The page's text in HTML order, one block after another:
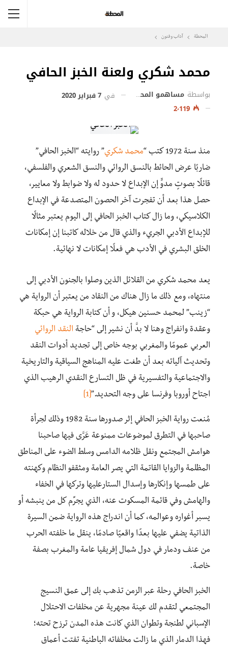
المحطة آداب وفنون
محمد شكري ولعنة الخبز الحافي
بواسطة مساهمو المحطة في 7 فبراير 2020
منذ سنة 1972 كتب “ محمد شكري” روايته “الخبز الحافي”
ضاربًا عرض الحائط بالنسق الروائي والنسق الشعري والفلسفي،
قائلًا بصوتٍ مدوٍّ إن الإبداع لا حدود له ولا ضوابط ولا معايير،
حصل هذا بعد أن تفجرت آخر الحصون المتصدعة في الإبداع
الكلاسيكي، وما زال كتاب الخبز الحافي إلى اليوم يعتبر مثالًا
للإبداع الأدبي الجريء والذي قال من خلاله كاتبنا إن إمكانات
الخلق البشري في الأدب هي فعلًا إمكانات لا نهائية.
يعد محمد شكري من القلائل الذين وصلوا بالجنون الأدبي إلى
منتهاه، ومع ذلك ما زال هناك من النقاد من يعتبر أن الرواية هي
“زينب” لمحمد حسنين هيكل، و أن كتابة الرواية هي حبكة
وعقدة وانفراج وهنا لا بدَّ أن نشير إلى “حاجة النقد الروائي
العربي عمومًا والمغربي بوجه خاص إلى تجديد أدوات النقد
وتحديث آلياته بعد أن طغت عليه المناهج السياقية والتاريخية
والاجتماعية والتفسيرية في ظل التسارع النقدي الرهيب الذي
اجتاح أوروبا وفرنسا على وجه التحديد.”[1]
مُنعت رواية الخبز الحافي إثر صدورها سنة 1982 وذلك لجرأة
صاحبها في التطرق لموضوعات ممنوعة عَرَّى فيها صاحبنا
هوامش المجتمع ونقل ظلامه الدامس وسلط الضوء على المناطق
المظلمة والزوايا القاتمة التي يصر العامة ومثقفو النظام وكهنته
على طمسها وإنكارها وإسدال الستارعليها وتركها في الخفاء
والهامش وفي قائمة المسكوت عنه، الذي يجرِّم كل من ينبشه أو
يسبر أغواره وعوالمه، كما أن اندراج هذه الرواية ضمن السيرة
الذاتية يضفي عليها بعدًا واقعيًا صادمًا، ينقل ما خلفته الحرب
من عنف ودمار في دول شمال إفريقيا عامة والمغرب بصفة
خاصة.
الخبز الحافي رحلة عبر الزمن تذهب بك إلى عمق النسيج
المجتمعي لتقدم لك عينة مجهرية عن مخلفات الاحتلال
الإسباني لطنجة وتطوان الذي كانت هذه المدن ترزح تحته؛
فهذا الدمار الذي ما زالت مخلفاته الباطنية تفتت أعماق